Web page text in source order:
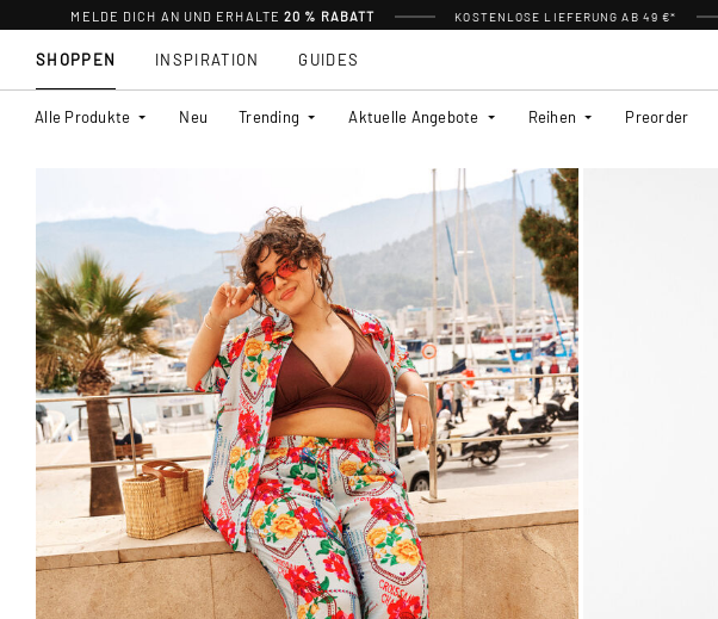
MELDE DICH AN UND ERHALTE20 % RABATT KOSTENLOSE LIEFERUNG AB 49 €*
SHOPPEN
Alle Produkte Neu Trending Aktuelle Angebote Reihen Preorder
INSPIRATION GUIDES